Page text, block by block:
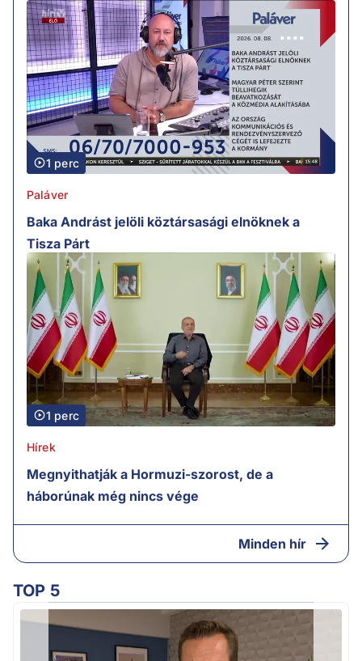
1 perc
Paláver
Baka Andrást jelöli köztársasági elnöknek a
Tisza Párt
1 perc
Hírek
Megnyithatják a Hormuzi-szorost, de a
háborúnak még nincs vége
Minden hír
TOP 5